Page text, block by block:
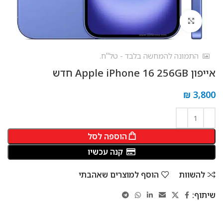
לחץ להגדלה
התמונה להמחשה בלבד - טל"ח.
אייפון Apple iPhone 16 256GB חדש
₪ 3,800
הוספה לסל
להשוות
הוסף למוצרים שאהבתי
שיתוף: